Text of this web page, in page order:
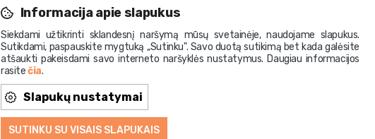
Informacija apie slapukus
Siekdami užtikrinti sklandesnį naršymą mūsų svetainėje, naudojame slapukus.
Sutikdami, paspauskite mygtuką ,,Sutinku". Savo duotą sutikimą bet kada galėsite
atšaukti pakeisdami savo interneto naršyklės nustatymus. Daugiau informacijos
rasitečia.
Slapukų nustatymai
SUTINKU SU VISAIS SLAPUKAIS